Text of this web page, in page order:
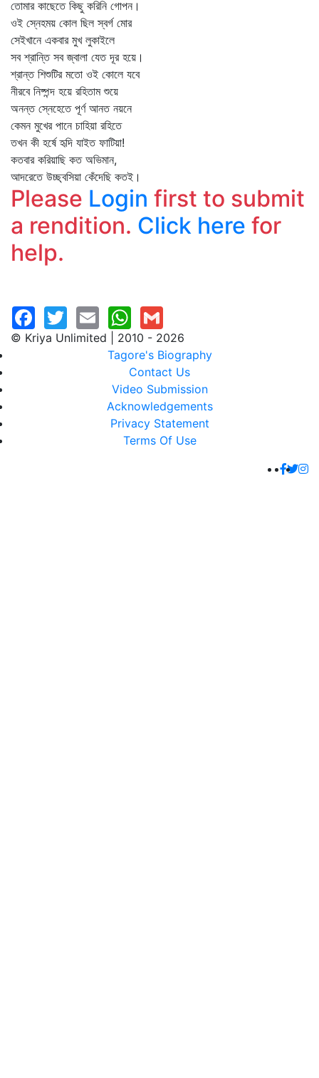
তোমার কাছেতে কিছু করিনি গোপন।
ওই স্নেহময় কোল ছিল স্বর্গ মোর
সেইখানে একবার মুখ লুকাইলে
সব শ্রান্তি সব জ্বালা যেত দূর হয়ে।
শ্রান্ত শিশুটির মতো ওই কোলে যবে
নীরবে নিষ্পন্দ হয়ে রহিতাম শুয়ে
অনন্ত স্নেহেতে পূর্ণ আনত নয়নে
কেমন মুখের পানে চাহিয়া রহিতে
তখন কী হর্ষে হৃদি যাইত ফাটিয়া!
কতবার করিয়াছি কত অভিমান,
আদরেতে উচ্ছ্বসিয়া কেঁদেছি কতই।
Please Login first to submit
a rendition. Click here for
help.
© Kriya Unlimited | 2010 - 2026
Tagore's Biography
Contact Us
Video Submission
Acknowledgements
Privacy Statement
Terms Of Use